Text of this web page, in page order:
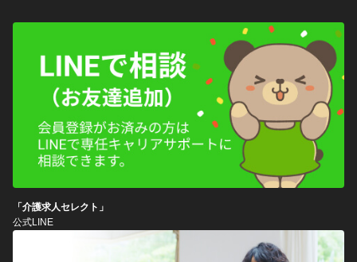
「介護求人セレクト」
公式LINE